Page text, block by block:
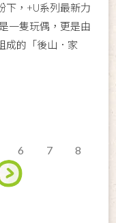
下，+U系列最新力
一隻玩偶，更是由
成的「後山．家
6 7
8